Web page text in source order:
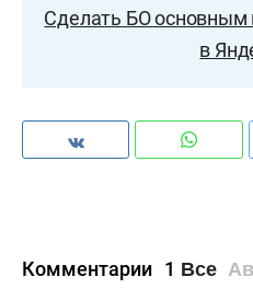
Сделать БО основным
в
Комментарии 1 Все